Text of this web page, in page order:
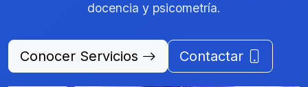
docencia y psicometría.
Conocer Servicios Contactar